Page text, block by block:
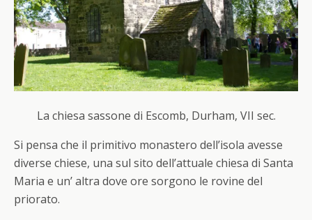
La chiesa sassone di Escomb, Durham, VII sec.
Si pensa che il primitivo monastero dell’isola avesse
diverse chiese, una sul sito dell’attuale chiesa di Santa
Maria e un’ altra dove ore sorgono le rovine del
priorato.